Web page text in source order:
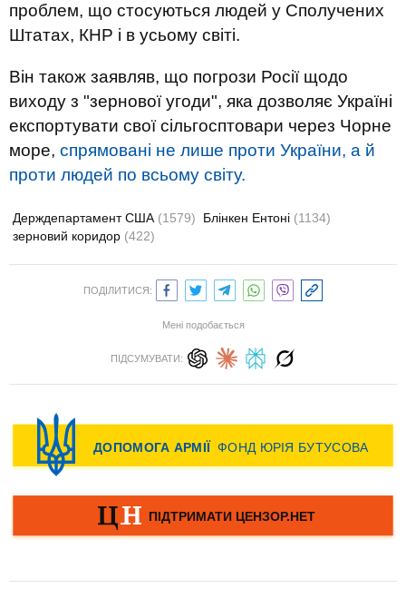
проблем, що стосуються людей у Сполучених
Штатах, КНР і в усьому світі.
Він також заявляв, що погрози Росії щодо
виходу з "зернової угоди", яка дозволяє Україні
експортувати свої сільгосптовари через Чорне
море, спрямовані не лише проти України, а й
проти людей по всьому світу.
Держдепартамент США (1579) Блінкен Ентоні (1134)
зерновий коридор (422)
ПОДІЛИТИСЯ:
Мені подобається
ПІДСУМУВАТИ: